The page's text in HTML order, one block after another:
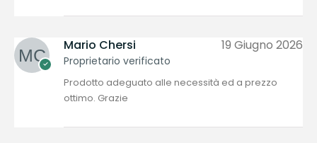
Mario Chersi
Proprietario verificato
19 Giugno 2026
Prodotto adeguato alle necessità ed a prezzo
ottimo. Grazie